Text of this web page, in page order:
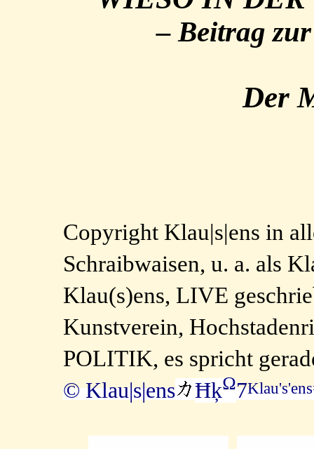
– Beitrag
Der
Copyright Klau|s|ens in
Schraibwaisen, u. a. als
Klau(s)ens, LIVE
Kunstverein,
POLITIK, es spricht
© Klau|s|ens ĦķΩ7